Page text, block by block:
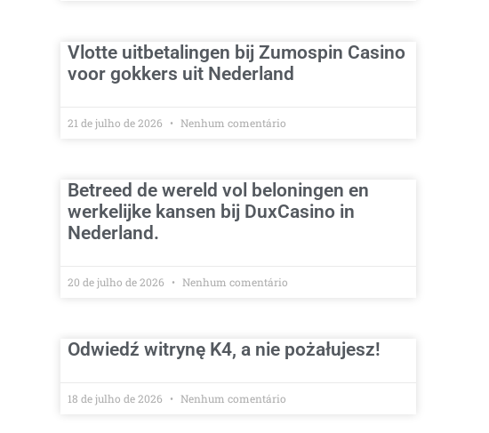
Vlotte uitbetalingen bij Zumospin Casino
voor gokkers uit Nederland
21 de julho de 2026 Nenhum comentário
Betreed de wereld vol beloningen en
werkelijke kansen bij DuxCasino in
Nederland.
20 de julho de 2026 Nenhum comentário
Odwiedź witrynę K4, a nie pożałujesz!
18 de julho de 2026 Nenhum comentário